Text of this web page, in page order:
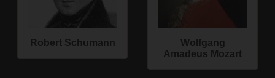
Robert Schumann
Wolfgang
Amadeus Mozart